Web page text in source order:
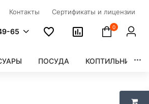
Контакты Сертификаты и лицензии
65
0
ПОСУДА КОПТИЛЬНИ